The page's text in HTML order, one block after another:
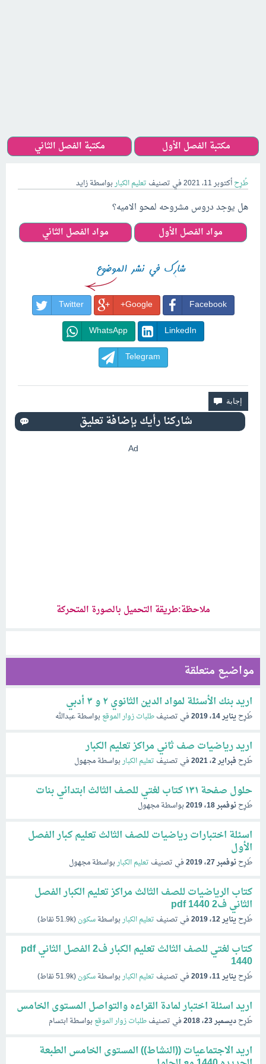
مكتبة الفصل الأول مكتبة الفصل الثاني
طُرِحأكتوبر 11، 2021 في تصنيف تعليم الكباربواسطةزايد
هل يوجد دروس مشروحه لمحو الاميه؟
مواد الفصل الأول
مواد الفصل الثاني
Facebook
Google+
Twitter
LinkedIn
WhatsApp
Telegram
Ad
ملاحظة:طريقة التحميل بالصورة المتحركة
مواضيع متعلقة
اريد بنك الأسئلة لمواد الدين الثانوي ٢ و ٣ أدبي
طُرِحيناير 14، 2019 في تصنيفطلبات زوار الموقعبواسطةعبدالله
اريد رياضيات صف ثاني مراكز تعليم الكبار
طُرِحفبراير 2، 2021 في تصنيف تعليم الكباربواسطةمجهول
حلول صفحة ١٣١ كتاب لغتي للصف الثالث ابتدائي بنات
طُرِحنوفمبر 18، 2019 بواسطةمجهول
اسئلة اختبارات رياضيات للصف الثالث تعليم كبار الفصل
الأول
طُرِحنوفمبر 27، 2019 في تصنيف تعليم الكباربواسطةمجهول
كتاب الرياضيات للصف الثالث مراكز تعليم الكبار الفصل
الثاني ف2 pdf 1440
طُرِحيناير 12، 2019 في تصنيف تعليم الكباربواسطةسكون(
51.9kنقاط)
كتاب لغتي للصف الثالث تعليم الكبار ف2 الفصل الثاني pdf
1440
طُرِحيناير 11، 2019 في تصنيف تعليم الكباربواسطةسكون(
51.9kنقاط)
اريد اسئلة اختبار لمادة القراءه والتواصل المستوى الخامس
طُرِحديسمبر 23، 2018 في تصنيفطلبات زوار الموقعبواسطةابتسام
اريد الاجتماعيات ((النشاط)) المستوى الخامس الطبعة